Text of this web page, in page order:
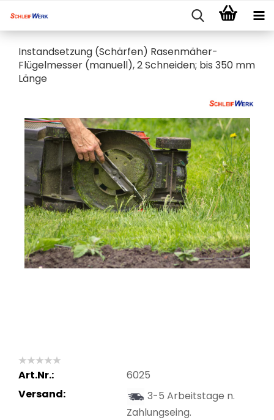
Instandsetzung (Schärfen) Rasenmäher-
Flügelmesser (manuell), 2 Schneiden; bis 350 mm
Länge
Art.Nr.:
6025
Versand:
3-5 Arbeitstage n.
Zahlungseing.